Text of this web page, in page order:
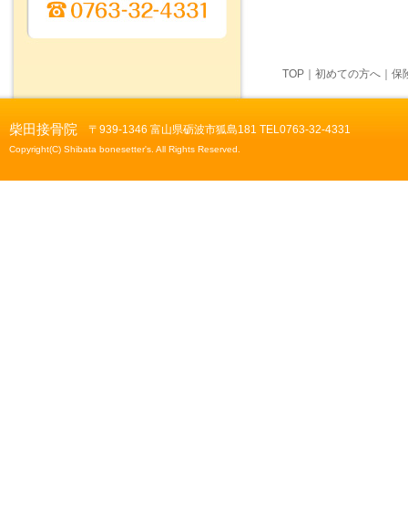
TOP 初めての方へ 保
柴田接骨院 〒939-1346 富山県砺波市狐島181 TEL0763-32-4331
Copyright(C) Shibata bonesetter's. All Rights Reserved.